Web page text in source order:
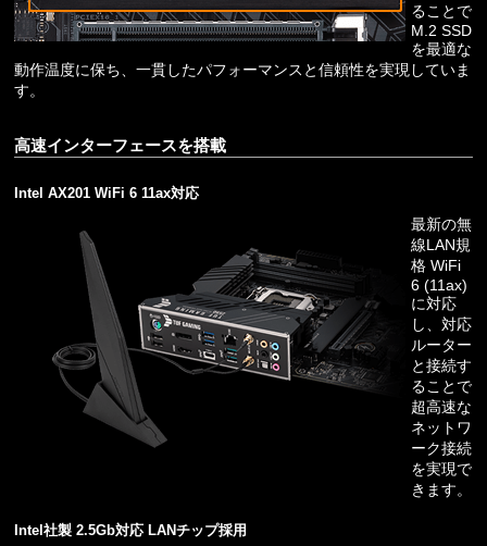
ることで
M.2 SSD
を最適な
動作温度に保ち、一貫したパフォーマンスと信頼性を実現していま
す。
高速インターフェースを搭載
Intel AX201 WiFi 6 11ax対応
最新の無
線LAN規
格 WiFi
6 (11ax)
に対応
し、対応
ルーター
と接続す
ることで
超高速な
ネットワ
ーク接続
を実現で
きます。
Intel社製 2.5Gb対応 LANチップ採用